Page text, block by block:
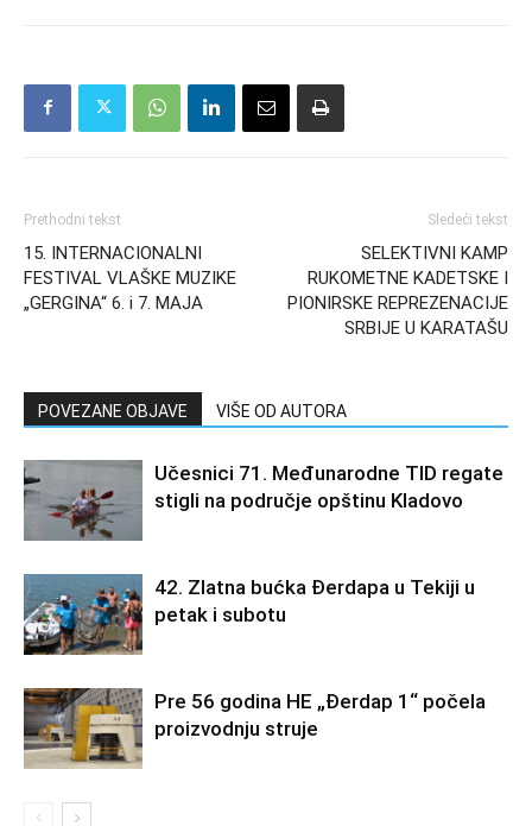
Prethodni tekst
15. INTERNACIONALNI
FESTIVAL VLAŠKE MUZIKE
„GERGINA“ 6. i 7. MAJA
Sledeći tekst
SELEKTIVNI KAMP
RUKOMETNE KADETSKE I
PIONIRSKE REPREZENACIJE
SRBIJE U KARATAŠU
POVEZANE OBJAVE VIŠE OD AUTORA
Učesnici 71. Međunarodne TID regate
stigli na područje opštinu Kladovo
42. Zlatna bućka Đerdapa u Tekiji u
petak i subotu
Pre 56 godina HE „Đerdap 1“ počela
proizvodnju struje